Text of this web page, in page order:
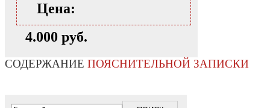
Цена:
4.000 руб.
СОДЕРЖАНИЕ ПОЯСНИТЕЛЬНОЙ ЗАПИСКИ